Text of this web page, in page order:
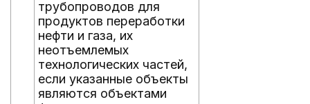
трубопроводов для
продуктов переработки
нефти и газа, их
неотъемлемых
технологических частей,
если указанные объекты
являются объектами